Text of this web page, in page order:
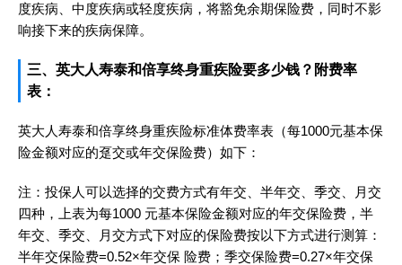
度疾病、中度疾病或轻度疾病，将豁免余期保险费，同时不影
响接下来的疾病保障。
三、英大人寿泰和倍享终身重疾险要多少钱？附费率
表：
英大人寿泰和倍享终身重疾险标准体费率表（每1000元基本保
险金额对应的趸交或年交保险费）如下：
注：投保人可以选择的交费方式有年交、半年交、季交、月交
四种，上表为每1000 元基本保险金额对应的年交保险费，半
年交、季交、月交方式下对应的保险费按以下方式进行测算：
半年交保险费=0.52×年交保 险费；季交保险费=0.27×年交保